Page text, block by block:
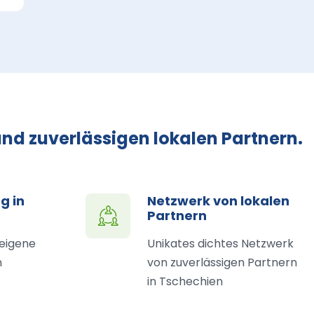
zuverlässigen lokalen Partnern.
in
Netzwerk von lokalen
Partnern
Unikates dichtes Netzwerk
von zuverlässigen Partnern
in Tschechien